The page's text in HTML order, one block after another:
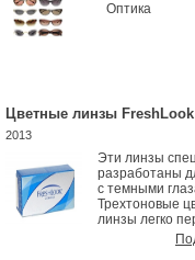
Оптика
Цветные линзы
2013
Эти линзы
разработаны
с темными
Трехтоновые
линзы легко